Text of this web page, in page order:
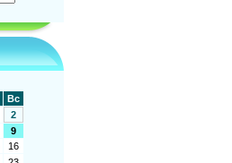
Вс
2
9
16